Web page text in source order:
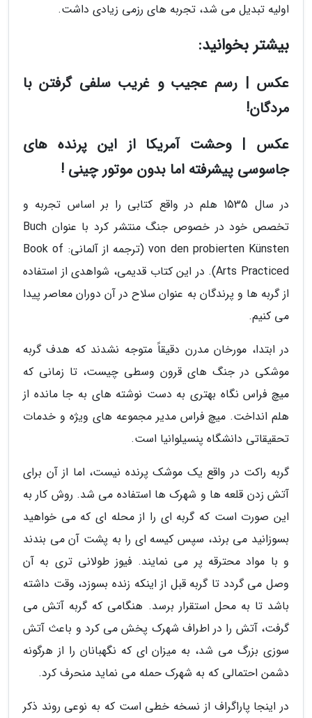
اولیه تبدیل می شد، تجربه های رزمی زیادی داشت.
بیشتر بخوانید:
عکس | رسم عجیب و غریب سلفی گرفتن با
مردگان!
عکس | وحشت آمریکا از این پرنده های
جاسوسی پیشرفته اما بدون موتور چینی !
در سال 1535 هلم در واقع کتابی را بر اساس تجربه و
تخصص خود در خصوص جنگ منتشر کرد با عنوان Buch
von den probierten Künsten (ترجمه از آلمانی: Book of
Arts Practiced). در این کتاب قدیمی، شواهدی از استفاده
از گربه ها و پرندگان به عنوان سلاح در آن دوران معاصر پیدا
می کنیم.
در ابتدا، مورخان مدرن دقیقاً متوجه نشدند که هدف گربه
موشکی در جنگ های قرون وسطی چیست، تا زمانی که
میچ فراس نگاه بهتری به دست نوشته های به جا مانده از
هلم انداخت. میچ فراس مدیر مجموعه های ویژه و خدمات
تحقیقاتی دانشگاه پنسیلوانیا است.
گربه راکت در واقع یک موشک پرنده نیست، اما از آن برای
آتش زدن قلعه ها و شهرک ها استفاده می شد. روش کار به
این صورت است که گربه ای را از محله ای که می خواهید
بسوزانید می برند، سپس کیسه ای را به پشت آن می بندند
و با مواد محترقه پر می نمایند. فیوز طولانی تری به آن
وصل می گردد تا گربه قبل از اینکه زنده بسوزد، وقت داشته
باشد تا به محل استقرار برسد. هنگامی که گربه آتش می
گرفت، آتش را در اطراف شهرک پخش می کرد و باعث آتش
سوزی بزرگ می شد، به میزان ای که نگهبانان را از هرگونه
دشمن احتمالی که به شهرک حمله می نماید منحرف کرد.
در اینجا پاراگراف از نسخه خطی است که به نوعی روند ذکر